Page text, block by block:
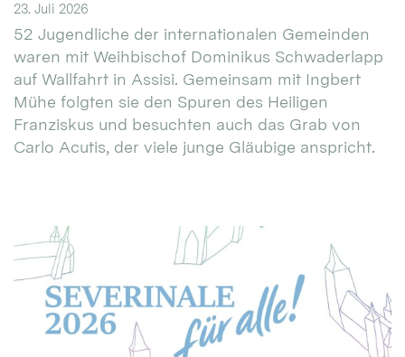
23. Juli 2026
52 Jugendliche der internationalen Gemeinden
waren mit Weihbischof Dominikus Schwaderlapp
auf Wallfahrt in Assisi. Gemeinsam mit Ingbert
Mühe folgten sie den Spuren des Heiligen
Franziskus und besuchten auch das Grab von
Carlo Acutis, der viele junge Gläubige anspricht.